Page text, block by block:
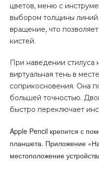
цветов, меню с
выбором толщины
вращение, что
кистей.
При наведении стилуса
виртуальная тень в
соприкосновения. Она
большей точностью.
быстро переключает
Apple Pencil крепится с
планшета. Приложение
местоположение